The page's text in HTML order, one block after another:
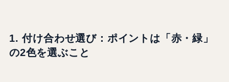
1. 付け合わせ選び：ポイントは「赤・緑」
の2色を選ぶこと